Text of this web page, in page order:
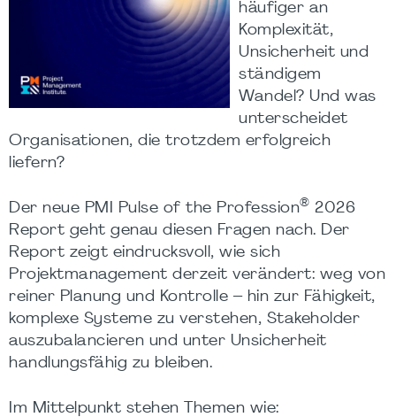
häufiger an
Komplexität,
Unsicherheit und
ständigem
Wandel? Und was
unterscheidet
Organisationen, die trotzdem erfolgreich
liefern?
Der neue PMI Pulse of the Profession® 2026
Report geht genau diesen Fragen nach. Der
Report zeigt eindrucksvoll, wie sich
Projektmanagement derzeit verändert: weg von
reiner Planung und Kontrolle – hin zur Fähigkeit,
komplexe Systeme zu verstehen, Stakeholder
auszubalancieren und unter Unsicherheit
handlungsfähig zu bleiben.
Im Mittelpunkt stehen Themen wie: